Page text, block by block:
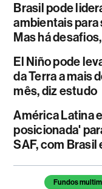
Brasil pode
ambientais para
Mas há
El Niño pode
da Terra a mais
mês, diz estudo
América Latina
posicionada'
SAF, com
Temas deste
Fundos